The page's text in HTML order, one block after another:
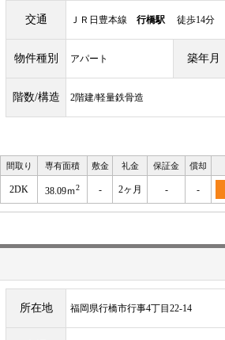
交通 ＪＲ日豊本線 行橋駅 徒歩14分
物件種別 アパート 築年月
階数/構造 2階建/軽量鉄骨造
間取り 専有面積 敷金 礼金 保証金 償却
2DK 38.09ｍ2 - 2ヶ月 - -
所在地 福岡県行橋市行事4丁目22-14